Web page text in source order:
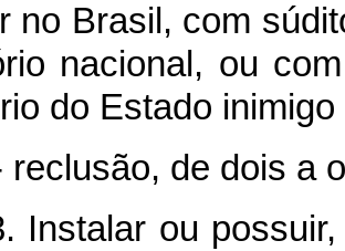
no Brasil, com
nacional, ou
do Estado inimigo
reclusão, de dois a
Instalar ou